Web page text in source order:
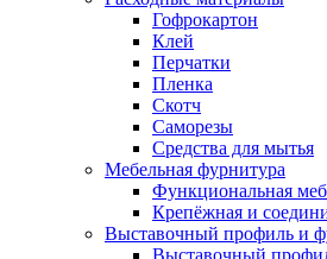
Гофрокартон
Клей
Перчатки
Пленка
Скотч
Саморезы
Средства для мытья
Мебельная фурнитура
Функциональная
Крепёжная и
Выставочный профиль и
Выставочный